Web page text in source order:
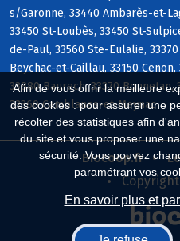
Afin de vous offrir la meilleure
des cookies : pour assurer une
récolter des statistiques afin
du site et vous proposer une
sécurité. Vous pouvez
paramétrant vos
En savoir plus et
s/Garonne, 33440 Ambarès-et-
33450 St-Loubès, 33450 St-
de-Paul, 33560 Ste-Eulalie,
Beychac-et-Caillau, 33150
33880 Baurech, 33370 Bonnetan,
33360 Camblanes-et-Meynac
Biocoop.fr